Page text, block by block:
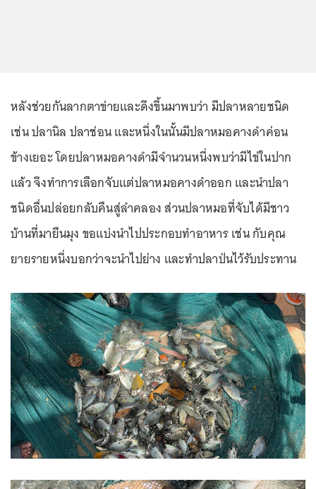
หลังช่วยกันลากตาข่ายและดึงขึ้นมาพบว่า มีปลาหลายชนิด
เช่น ปลานิล ปลาช่อน และหนึ่งในนั้นมีปลาหมอคางดำค่อน
ข้างเยอะ โดยปลาหมอคางดำมีจำนวนหนึ่งพบว่ามีไข่ในปาก
แล้ว จึงทำการเลือกจับแต่ปลาหมอคางดำออก และนำปลา
ชนิดอื่นปล่อยกลับคืนสู่ลำคลอง ส่วนปลาหมอที่จับได้มีชาว
บ้านที่มายืนมุง ขอแบ่งนำไปประกอบทำอาหาร เช่น กับคุณ
ยายรายหนึ่งบอกว่าจะนำไปย่าง และทำปลาป่นไว้รับประทาน